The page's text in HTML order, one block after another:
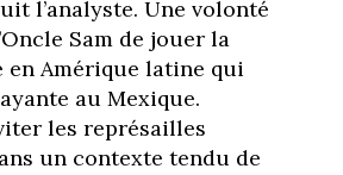
l’analyste. Une volonté
Sam de jouer la
en Amérique latine qui
au Mexique.
les représailles
un contexte tendu de